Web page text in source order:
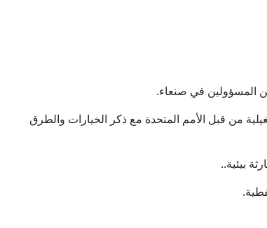
المسؤولين في صنعاء.
من قبل الأمم المتحدة مع ذكر الخيارات والطرق
بيئية..